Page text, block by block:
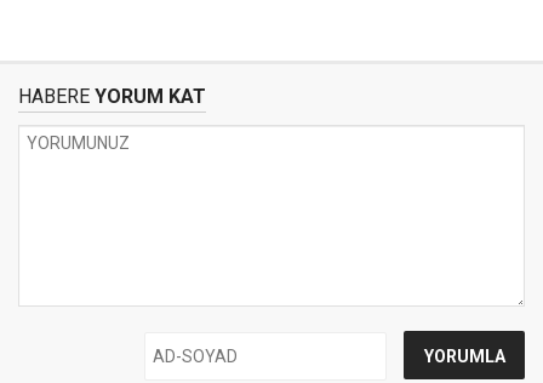
HABERE YORUM KAT